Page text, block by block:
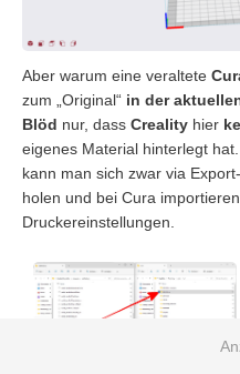
Aber warum eine veraltete
zum „Original“ in der
Blöd nur, dass Creality hier
eigenes Material hinterlegt
kann man sich zwar via
holen und bei Cura
Druckereinstellungen.